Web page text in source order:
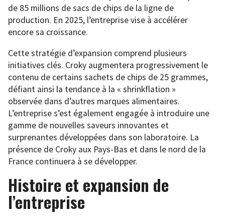
de 85 millions de sacs de chips de la ligne de
production. En 2025, l’entreprise vise à accélérer
encore sa croissance.
Cette stratégie d’expansion comprend plusieurs
initiatives clés. Croky augmentera progressivement le
contenu de certains sachets de chips de 25 grammes,
défiant ainsi la tendance à la « shrinkflation »
observée dans d’autres marques alimentaires.
L’entreprise s’est également engagée à introduire une
gamme de nouvelles saveurs innovantes et
surprenantes développées dans son laboratoire. La
présence de Croky aux Pays-Bas et dans le nord de la
France continuera à se développer.
Histoire et expansion de
l’entreprise